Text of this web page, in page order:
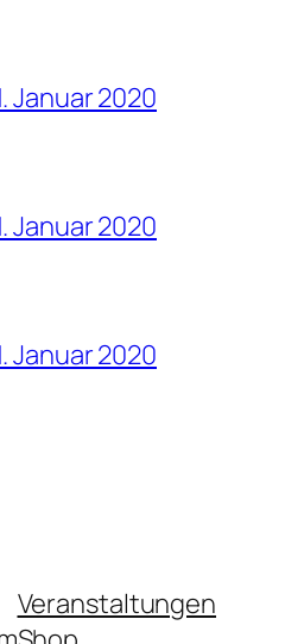
Januar 2020
Januar 2020
Januar 2020
Veranstaltungen